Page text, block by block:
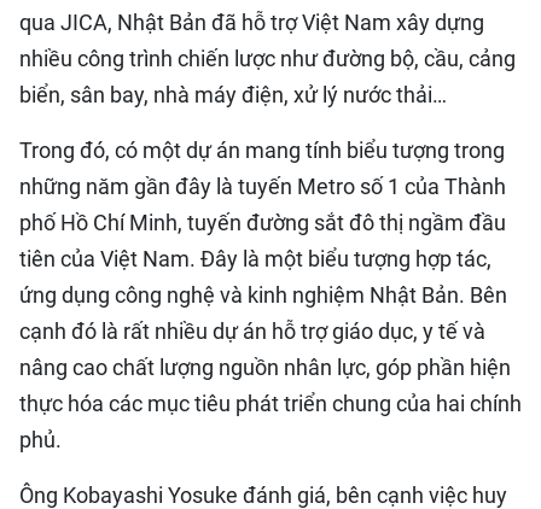
qua JICA, Nhật Bản đã hỗ trợ Việt Nam xây dựng
nhiều công trình chiến lược như đường bộ, cầu, cảng
biển, sân bay, nhà máy điện, xử lý nước thải…
Trong đó, có một dự án mang tính biểu tượng trong
những năm gần đây là tuyến Metro số 1 của Thành
phố Hồ Chí Minh, tuyến đường sắt đô thị ngầm đầu
tiên của Việt Nam. Đây là một biểu tượng hợp tác,
ứng dụng công nghệ và kinh nghiệm Nhật Bản. Bên
cạnh đó là rất nhiều dự án hỗ trợ giáo dục, y tế và
nâng cao chất lượng nguồn nhân lực, góp phần hiện
thực hóa các mục tiêu phát triển chung của hai chính
phủ.
Ông Kobayashi Yosuke đánh giá, bên cạnh việc huy